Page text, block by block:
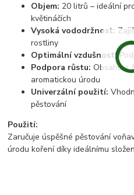
Objem: 20 litrů – ideální
květináčích
Vysoká vododržnost:
rostliny
Optimální vzdušnost:
Podpora růstu: Obsahuje
aromatickou úrodu
Univerzální použití:
pěstování
Použití:
Zaručuje úspěšné pěstování
úrodu koření díky ideálnímu